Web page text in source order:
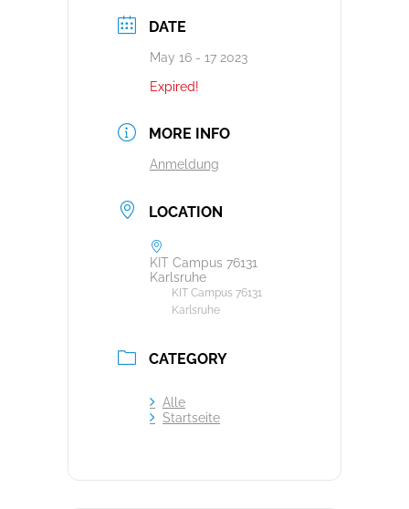
DATE
May 16 - 17 2023
Expired!
MORE INFO
Anmeldung
LOCATION
KIT Campus 76131
Karlsruhe
KIT Campus 76131
Karlsruhe
CATEGORY
Alle
Startseite